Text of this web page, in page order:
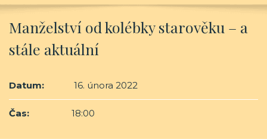
Manželství od kolébky starověku – a
stále aktuální
Datum: 16. února 2022
Čas: 18:00